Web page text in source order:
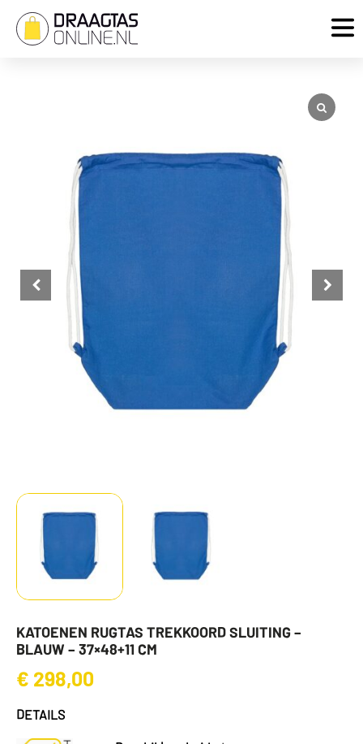
KATOENEN RUGTAS TREKKOORD SLUITING –
BLAUW – 37×48+11 CM
€ 298,00
DETAILS